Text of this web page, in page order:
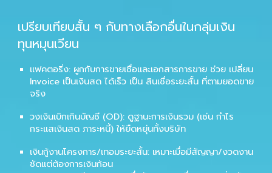
เปรียบเทียบสั้น ๆ กับทางเลือกอื่นในกลุ่มเงิน
ทุนหมุนเวียน
แฟคตอริ่ง: ผูกกับการขายเชื่อและเอกสารการขาย ช่วย เปลี่ยน
Invoice เป็นเงินสด ได้เร็ว เป็น สินเชื่อระยะสั้น ที่ตามยอดขาย
จริง
วงเงินเบิกเกินบัญชี (OD): ดูฐานะการเงินรวม (เช่น กำไร
กระแสเงินสด ภาระหนี้) ให้ยืดหยุ่นทั้งบริษัท
เงินกู้งานโครงการ/เทอมระยะสั้น: เหมาะเมื่อมีสัญญา/งวดงาน
ชัดแต่ต้องการเงินก้อน